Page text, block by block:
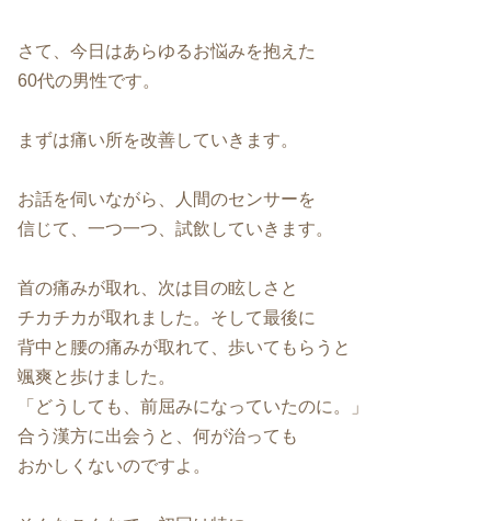
さて、今日はあらゆるお悩みを抱えた
60代の男性です。
まずは痛い所を改善していきます。
お話を伺いながら、人間のセンサーを
信じて、一つ一つ、試飲していきます。
首の痛みが取れ、次は目の眩しさと
チカチカが取れました。そして最後に
背中と腰の痛みが取れて、歩いてもらうと
颯爽と歩けました。
「どうしても、前屈みになっていたのに。」
合う漢方に出会うと、何が治っても
おかしくないのですよ。